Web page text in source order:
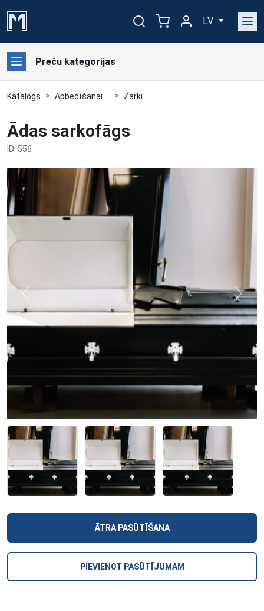
LV
Preču kategorijas
Katalogs Apbedīšanai Zārki
Next
Ādas sarkofāgs
ID: 556
ĀTRA PASŪTĪŠANA
PIEVIENOT PASŪTĪJUMAM